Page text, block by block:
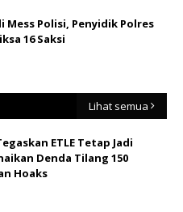
Mess Polisi, Penyidik Polres
16 Saksi
Lihat semua
ETLE Tetap Jadi
Denda Tilang 150
Hoaks